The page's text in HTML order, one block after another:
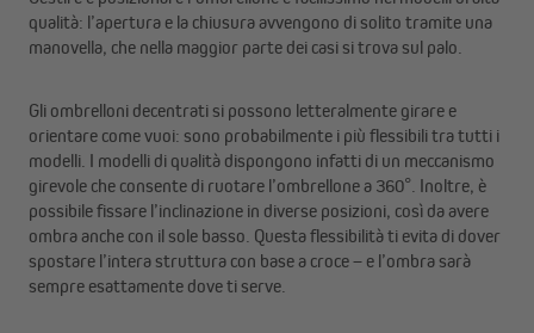
qualità: l’apertura e la chiusura avvengono di solito tramite una
manovella, che nella maggior parte dei casi si trova sul palo.
Gli ombrelloni decentrati si possono letteralmente girare e
orientare come vuoi: sono probabilmente i più flessibili tra tutti i
modelli. I modelli di qualità dispongono infatti di un meccanismo
girevole che consente di ruotare l’ombrellone a 360°. Inoltre, è
possibile fissare l’inclinazione in diverse posizioni, così da avere
ombra anche con il sole basso. Questa flessibilità ti evita di dover
spostare l’intera struttura con base a croce – e l’ombra sarà
sempre esattamente dove ti serve.